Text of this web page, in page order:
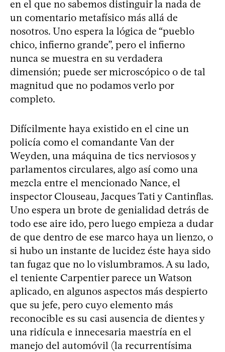
en el que no sabemos distinguir la nada de
un comentario metafísico más allá de
nosotros. Uno espera la lógica de “pueblo
chico, infierno grande”, pero el infierno
nunca se muestra en su verdadera
dimensión; puede ser microscópico o de tal
magnitud que no podamos verlo por
completo.
Difícilmente haya existido en el cine un
policía como el comandante Van der
Weyden, una máquina de tics nerviosos y
parlamentos circulares, algo así como una
mezcla entre el mencionado Nance, el
inspector Clouseau, Jacques Tati y Cantinflas.
Uno espera un brote de genialidad detrás de
todo ese aire ido, pero luego empieza a dudar
de que dentro de ese marco haya un lienzo, o
si hubo un instante de lucidez éste haya sido
tan fugaz que no lo vislumbramos. A su lado,
el teniente Carpentier parece un Watson
aplicado, en algunos aspectos más despierto
que su jefe, pero cuyo elemento más
reconocible es su casi ausencia de dientes y
una ridícula e innecesaria maestría en el
manejo del automóvil (la recurrentísima